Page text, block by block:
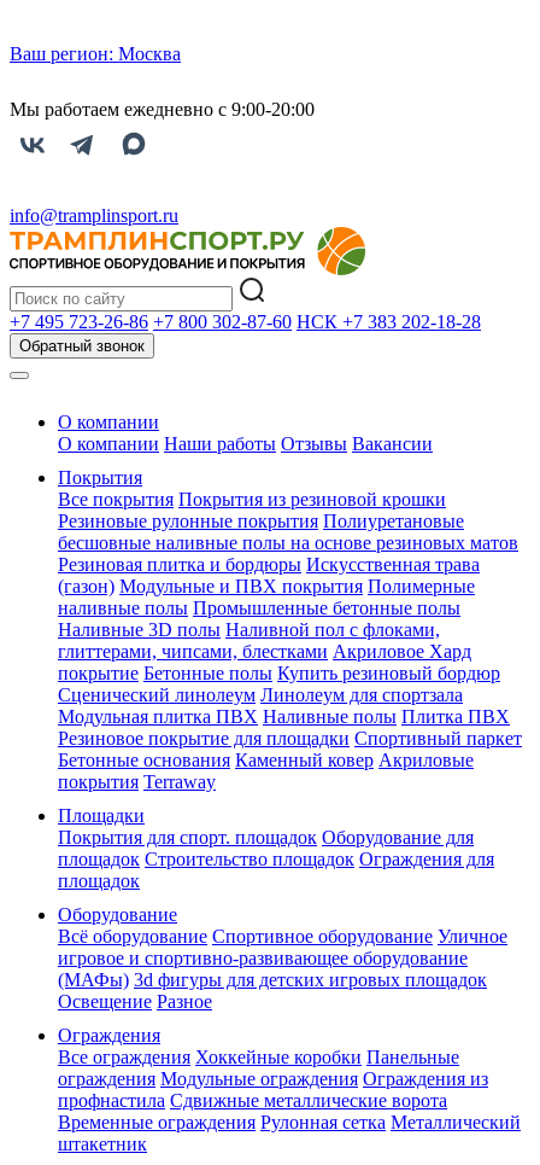
Ваш регион: Москва
Мы работаем ежедневно с 9:00-20:00
info@tramplinsport.ru
+7 495 723-26-86 +7 800 302-87-60 НСК +7 383 202-18-28
Обратный звонок
О компании
О компании Наши работы Отзывы Вакансии
Покрытия
Все покрытия Покрытия из резиновой крошки
Резиновые рулонные покрытия Полиуретановые
бесшовные наливные полы на основе резиновых матов
Резиновая плитка и бордюры Искусственная трава
(газон) Модульные и ПВХ покрытия Полимерные
наливные полы Промышленные бетонные полы
Наливные 3D полы Наливной пол с флоками,
глиттерами, чипсами, блестками Акриловое Хард
покрытие Бетонные полы Купить резиновый бордюр
Сценический линолеум Линолеум для спортзала
Модульная плитка ПВХ Наливные полы Плитка ПВХ
Резиновое покрытие для площадки Спортивный паркет
Бетонные основания Каменный ковер Акриловые
покрытия Terraway
Площадки
Покрытия для спорт. площадок Оборудование для
площадок Строительство площадок Ограждения для
площадок
Оборудование
Всё оборудование Спортивное оборудование Уличное
игровое и спортивно-развивающее оборудование
(МАФы) 3d фигуры для детских игровых площадок
Освещение Разное
Ограждения
Все ограждения Хоккейные коробки Панельные
ограждения Модульные ограждения Ограждения из
профнастила Сдвижные металлические ворота
Временные ограждения Рулонная сетка Металлический
штакетник